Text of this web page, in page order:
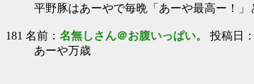
平野豚はあーやで毎晩「あーや最高ー！」
181 名前： 名無しさん＠お腹いっぱい。 投稿日
あーや万歳